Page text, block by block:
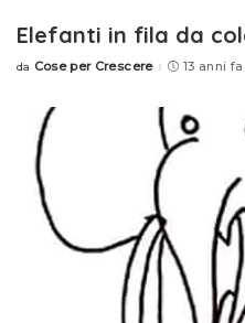
Elefanti in fila da
Posted
da Cose per Crescere 13 anni fa